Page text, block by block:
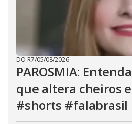
DO R7/05/08/2026
PAROSMIA:
que altera cheiros
#shorts #falabrasil